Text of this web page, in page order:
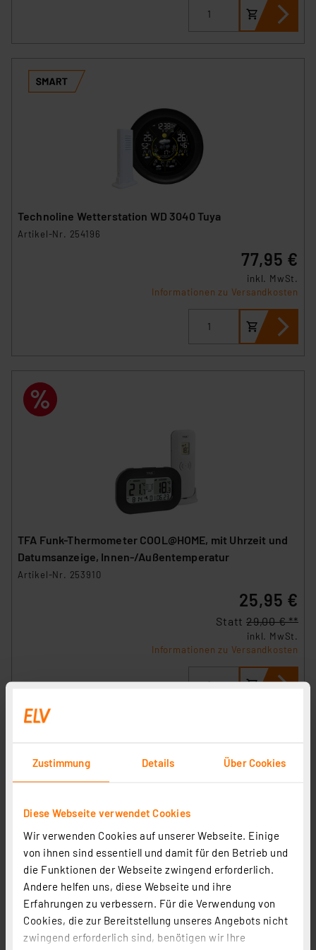
Zustimmung Details Über Cookies
Diese Webseite verwendet Cookies
Wir verwenden Cookies auf unserer Webseite. Einige
von ihnen sind essentiell und damit für den Betrieb und
die Funktionen der Webseite zwingend erforderlich.
Andere helfen uns, diese Webseite und ihre
Erfahrungen zu verbessern. Für die Verwendung von
Cookies, die zur Bereitstellung unseres Angebots nicht
zwingend erforderlich sind, benötigen wir Ihre
Technoline Wetterstation WD 3040 Tuya
Artikel-Nr. 254196
77,95 €
inkl. MwSt.
Informationen zu Versandkosten
TFA Funk-Thermometer COOL@HOME, mit Uhrzeit und
Datumsanzeige, Innen-/Außentemperatur
Artikel-Nr. 253910
25,95 €
Statt 29,00 € **
inkl. MwSt.
Informationen zu Versandkosten
technoline Funk-Wetterstation WS 9040 V2, mit
Außensensor, 433 MHz, Modelljahr 2022
Artikel-Nr. 087782
4 (4)
56,95 €